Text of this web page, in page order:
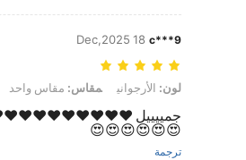
c***9
18 Dec,2025
لون: الأرجواني, مقاس: مقاس واحد
لون: الأرجواني مقاس: مقاس واحد
جمييييل
😍😍😍😍😍😍
ترجمة